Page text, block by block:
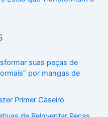
suas peças de
por mangas de
Primer Caseiro